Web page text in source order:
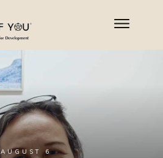
AUGUST 6